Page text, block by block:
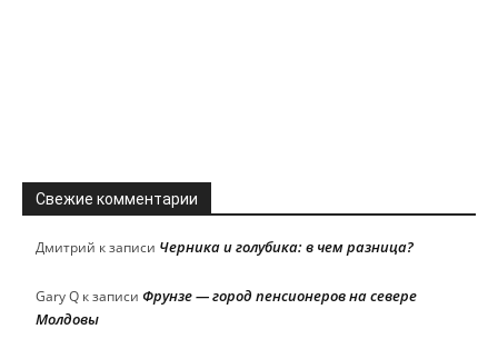
Свежие комментарии
Дмитрий к записи Черника и голубика: в чем разница?
Gary Q к записи Фрунзе — город пенсионеров на севере
Молдовы